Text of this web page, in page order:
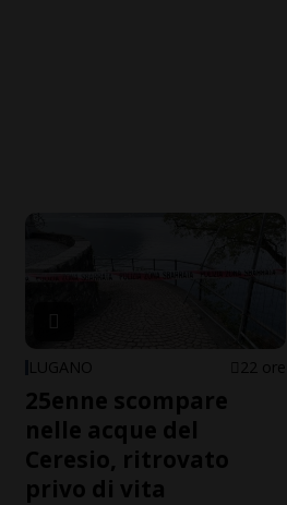
LUGANO 22 ore
25enne scompare
nelle acque del
Ceresio, ritrovato
privo di vita